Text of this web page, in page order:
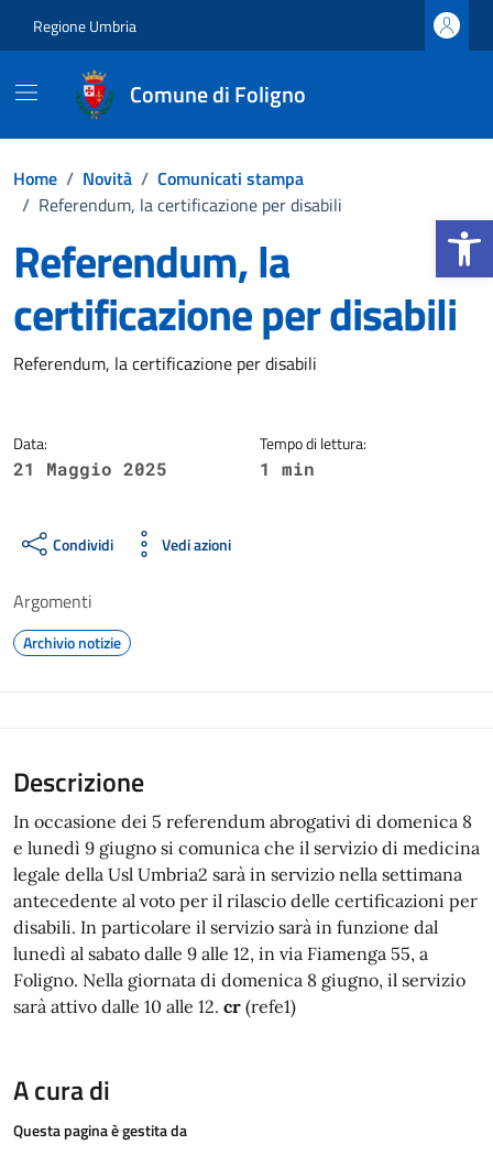
Apri la
Regione Umbria
Comune di Foligno
Home / Novità / Comunicati stampa
/ Referendum, la certificazione per disabili
Referendum, la
certificazione per disabili
Dettagli della notizia
Referendum, la certificazione per disabili
Data:
21 Maggio 2025
Tempo di lettura:
1 min
Condividi Vedi azioni
Argomenti
Archivio notizie
Descrizione
In occasione dei 5 referendum abrogativi di domenica 8
e lunedì 9 giugno si comunica che il servizio di medicina
legale della Usl Umbria2 sarà in servizio nella settimana
antecedente al voto per il rilascio delle certificazioni per
disabili. In particolare il servizio sarà in funzione dal
lunedì al sabato dalle 9 alle 12, in via Fiamenga 55, a
Foligno. Nella giornata di domenica 8 giugno, il servizio
sarà attivo dalle 10 alle 12. cr (refe1)
A cura di
Questa pagina è gestita da